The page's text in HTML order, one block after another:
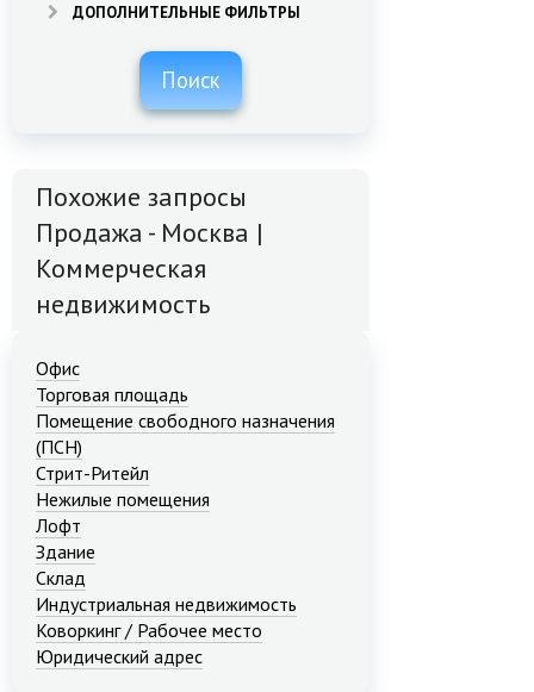
ДОПОЛНИТЕЛЬНЫЕ ФИЛЬТРЫ
Поиск
Похожие запросы
Продажа - Москва |
Коммерческая
недвижимость
Офис
Торговая площадь
Помещение свободного назначения
(ПСН)
Стрит-Ритейл
Нежилые помещения
Лофт
Здание
Склад
Индустриальная недвижимость
Коворкинг / Рабочее место
Юридический адрес